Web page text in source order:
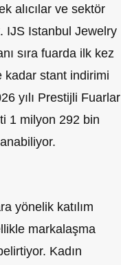
alıcılar ve sektör
IJS Istanbul Jewelry
sıra fuarda ilk kez
kadar stant indirimi
yılı Prestijli Fuarlar
1 milyon 292 bin
yönelik katılım
markalaşma
Kadın